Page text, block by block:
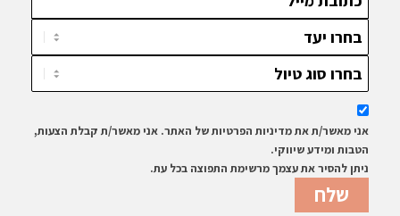
אני מאשר/ת את מדיניות הפרטיות של האתר. אני מאשר/ת קבלת הצעות,
הטבות ומידע שיווקי.
ניתן להסיר את עצמך מרשימת התפוצה בכל עת.